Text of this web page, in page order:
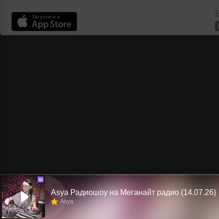
Ш
Asya Радиошоу на Меганайт радио (14.07.26)
Asya